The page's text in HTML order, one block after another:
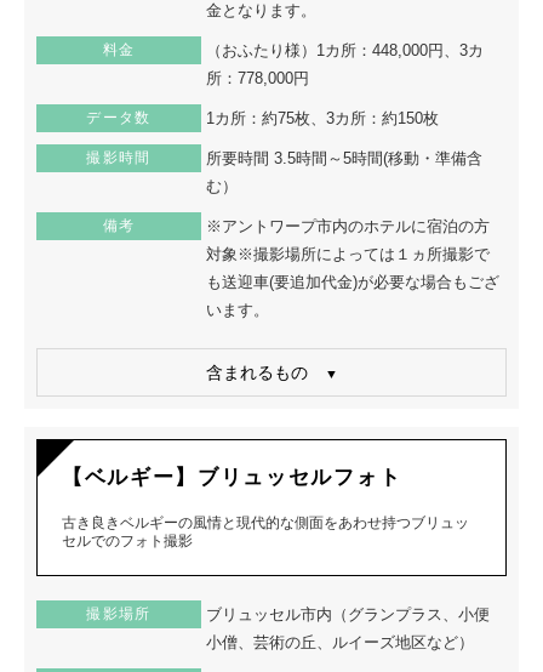
金となります。
料金
（おふたり様）1カ所：448,000円、3カ
所：778,000円
データ数 1カ所：約75枚、3カ所：約150枚
撮影時間
所要時間 3.5時間～5時間(移動・準備含
む）
備考
※アントワープ市内のホテルに宿泊の方
対象※撮影場所によっては１ヵ所撮影で
も送迎車(要追加代金)が必要な場合もござ
います。
含まれるもの
【ベルギー】ブリュッセルフォト
古き良きベルギーの風情と現代的な側面をあわせ持つブリュッ
セルでのフォト撮影
撮影場所
ブリュッセル市内（グランプラス、小便
小僧、芸術の丘、ルイーズ地区など）